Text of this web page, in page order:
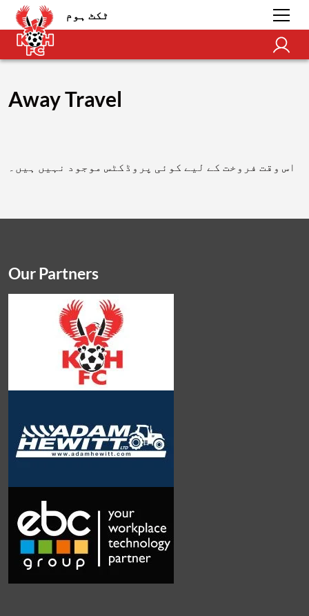
ٹکٹ ہوم
Away Travel
اس وقت فروخت کے لیے کوئی پروڈکٹس موجود نہیں ہیں۔
Our Partners